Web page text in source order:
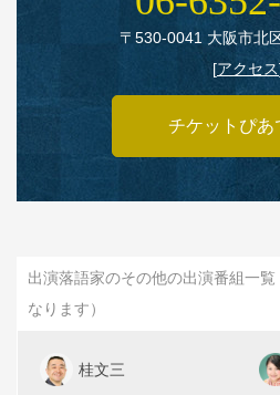
〒530‑0041 大阪市北
[アクセス
チケットぴあ
出演落語家のその他の出演番組一
なります）
桂文三